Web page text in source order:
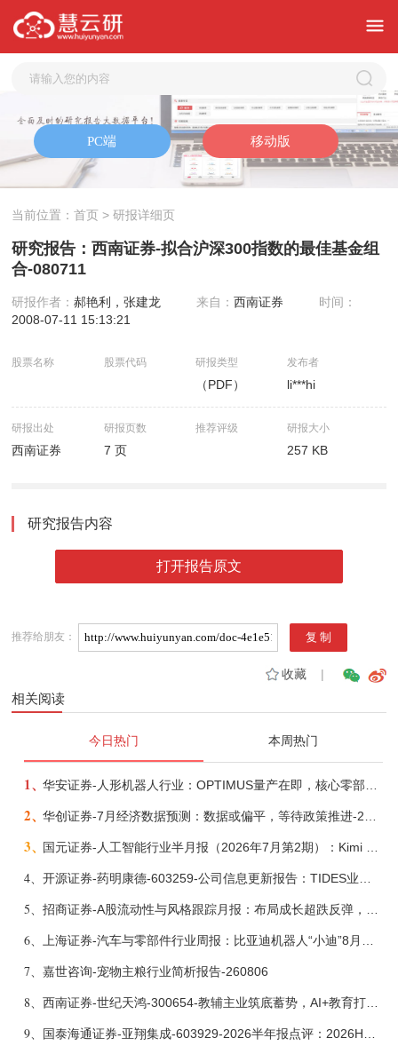
当前位置：首页 > 研报详细页
研究报告：西南证券-拟合沪深300指数的最佳基金组
合-080711
研报作者：郝艳利，张建龙 来自：西南证券
时间：
2008-07-11 15:13:21
股票名称 股票代码 研报类型
（PDF）
发布者
li***hi
研报出处
西南证券
研报页数
7 页
推荐评级 研报大小
257 KB
研究报告内容
打开报告原文
推荐给朋友：
收藏|
相关阅读
今日热门 本周热门
1、
2、
3、
4、
5、
6、
7、 嘉世咨询-宠物主粮行业简析报告-260806
8、 西南证券-世纪天鸿-300654-教辅主业筑底蓄势，AI+教育打开第二曲线-260729
9、